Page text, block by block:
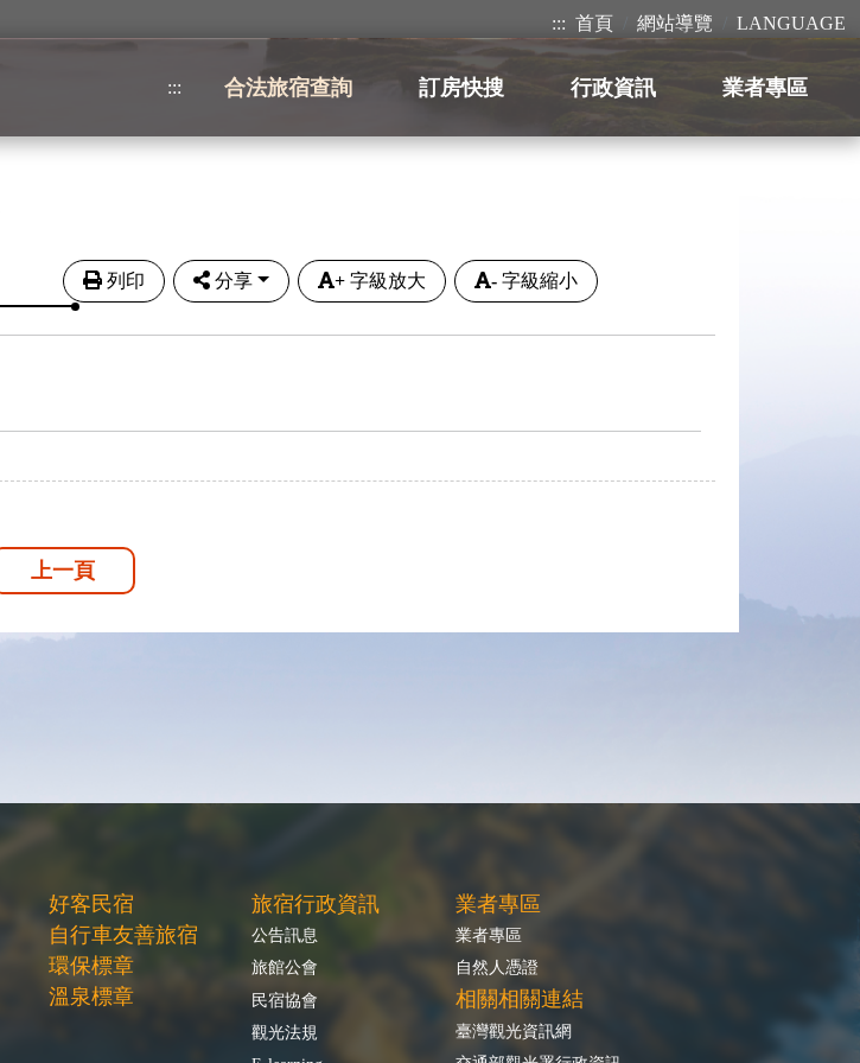
::: 首頁 網站導覽 LANGUAGE
::: 合法旅宿查詢 訂房快搜 行政資訊 業者專區
列印 分享 + 字級放大 - 字級縮小
上一頁
好客民宿
自行車友善旅宿
環保標章
溫泉標章
旅宿行政資訊
公告訊息
旅館公會
民宿協會
觀光法規
業者專區
業者專區
自然人憑證
相關相關連結
臺灣觀光資訊網